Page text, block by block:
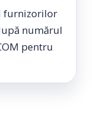
furnizorilor
numărul
pentru